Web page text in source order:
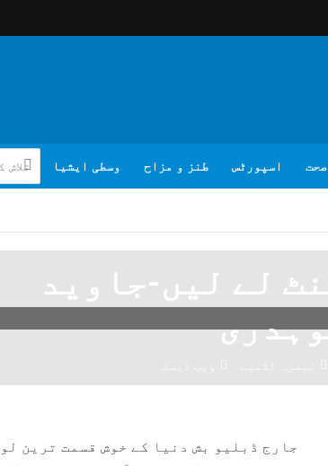
صحت اسپورٹس طنز و مزاح وسطی ایشیا
لے لیں-جاوید
جارج ڈبلیو بش دنیا کے خوش قسمت ترین